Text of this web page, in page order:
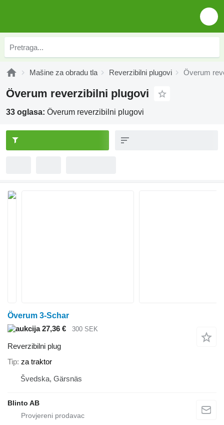
Mašine za obradu tla Reverzibilni plugovi Överum
Överum reverzibilni plugovi
33 oglasa: Överum reverzibilni plugovi
Överum 3-Schar
27,36 €
300 SEK
Reverzibilni plug
Tip za traktor
Švedska, Gärsnäs
Blinto AB